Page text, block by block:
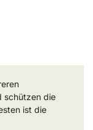
schützen die
ist die